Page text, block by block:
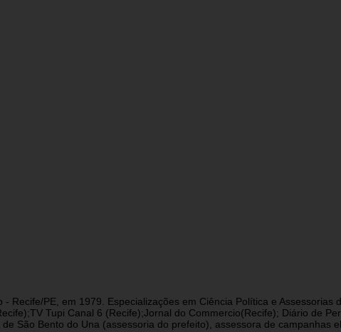
PE, em 1979. Especializações em Ciência Política e
Tupi Canal 6 (Recife);Jornal do Commercio(Recife); Diário de
São Bento do Una (assessoria do prefeito), assessora de campanhas